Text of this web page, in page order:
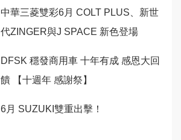
中華三菱雙彩6月 COLT PLUS、新世
代ZINGER與J SPACE 新色登場
DFSK 穩發商用車 十年有成 感恩大回
饋 【十週年 感謝祭】
6月 SUZUKI雙重出擊！